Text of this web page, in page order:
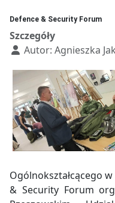
Defence & Security Forum
Szczegóły
Autor: Agnieszka
Ogólnokształcącego
& Security Forum